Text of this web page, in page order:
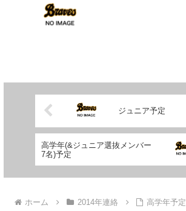
ジュニア予定
高学年(&ジュニア選抜メンバー
7名)予定
ホーム 2014年連絡 高学年予定